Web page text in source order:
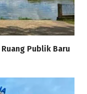
Publik Baru